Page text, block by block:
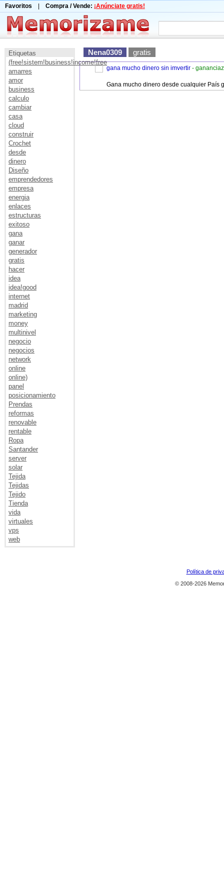
Favoritos Compra / Vende: ¡Anúnciate gratis!
Etiquetas
(free!sistem!business!income!free
amarres
amor
business
calculo
cambiar
casa
cloud
construir
Crochet
desde
dinero
Diseño
emprendedores
empresa
energia
enlaces
estructuras
exitoso
gana
ganar
generador
gratis
hacer
idea
idea!good
internet
madrid
marketing
money
multinivel
negocio
negocios
network
online
online)
panel
posicionamiento
Prendas
reformas
renovable
rentable
Ropa
Santander
server
solar
Tejida
Tejidas
Tejido
Tienda
vida
virtuales
vps
web
Nena0309 gratis
gana mucho dinero sin imvertir -
Gana mucho dinero desde cualquier País
Política de
© 2008-2026